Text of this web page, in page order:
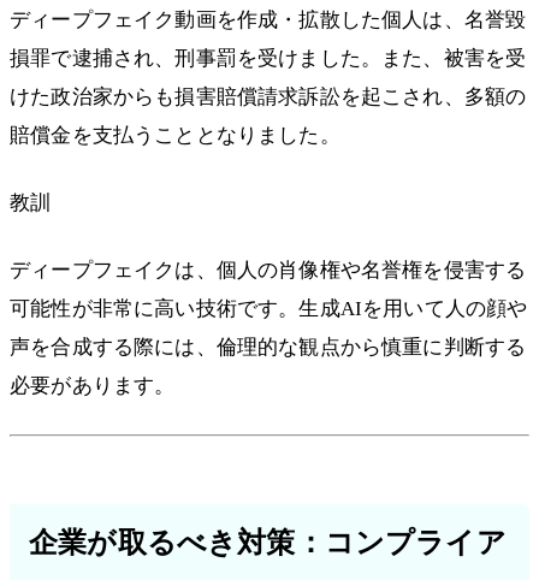
ディープフェイク動画を作成・拡散した個人は、名誉毀
損罪で逮捕され、刑事罰を受けました。また、被害を受
けた政治家からも損害賠償請求訴訟を起こされ、多額の
賠償金を支払うこととなりました。
教訓
ディープフェイクは、個人の肖像権や名誉権を侵害する
可能性が非常に高い技術です。生成AIを用いて人の顔や
声を合成する際には、倫理的な観点から慎重に判断する
必要があります。
企業が取るべき対策：コンプライア